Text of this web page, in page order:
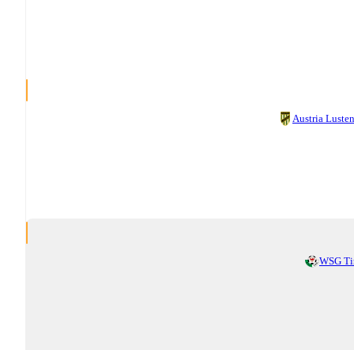
Austria
WSG